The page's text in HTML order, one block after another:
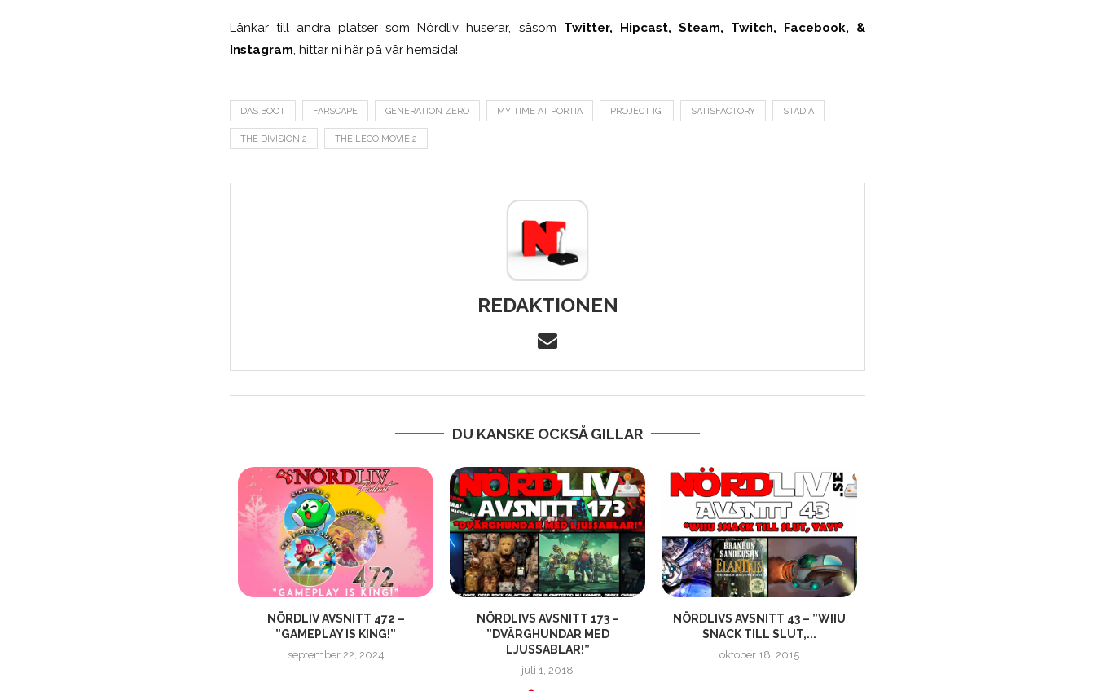
Länkar till andra platser som Nördliv huserar, såsom Twitter, Hipcast, Steam, Twitch, Facebook, &
Instagram, hittar ni här på vår hemsida!
DAS BOOT FARSCAPE GENERATION ZERO MY TIME AT PORTIA PROJECT IGI SATISFACTORY STADIA
THE DIVISION 2 THE LEGO MOVIE 2
REDAKTIONEN
DU KANSKE OCKSÅ GILLAR
NÖRDLIV AVSNITT 472 –
”GAMEPLAY IS KING!”
september 22, 2024
NÖRDLIVS AVSNITT 173 –
”DVÄRGHUNDAR MED
LJUSSABLAR!”
juli 1, 2018
NÖRDLIVS AVSNITT 43 – ”WIIU
SNACK TILL SLUT,...
oktober 18, 2015